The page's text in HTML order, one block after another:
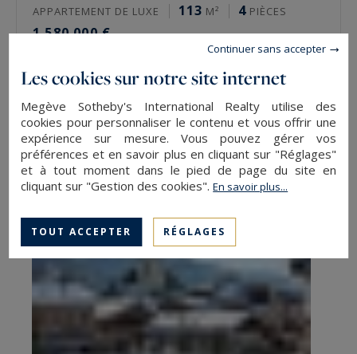
APPARTEMENT DE LUXE 113 M² 4 PIÈCES
1 580 000 €
Les cookies sur notre site internet
Megève Sotheby's International Realty utilise des
cookies pour personnaliser le contenu et vous offrir une
expérience sur mesure. Vous pouvez gérer vos
préférences et en savoir plus en cliquant sur "Réglages"
et à tout moment dans le pied de page du site en
cliquant sur "Gestion des cookies".En savoir plus...
TOUT ACCEPTER RÉGLAGES
Continuer sans accepter